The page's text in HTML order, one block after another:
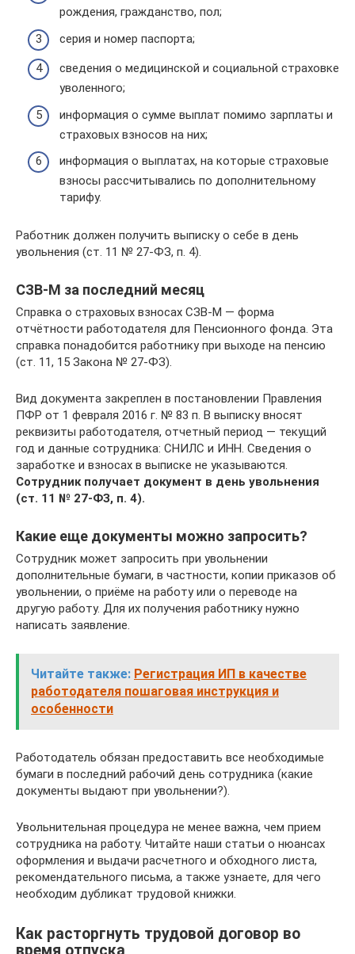
рождения, гражданство, пол;
серия и номер паспорта;
сведения о медицинской и социальной страховке
уволенного;
информация о сумме выплат помимо зарплаты и
страховых взносов на них;
информация о выплатах, на которые страховые
взносы рассчитывались по дополнительному
тарифу.
Работник должен получить выписку о себе в день
увольнения (ст. 11 № 27-ФЗ, п. 4).
СЗВ-М за последний месяц
Справка о страховых взносах СЗВ-М — форма
отчётности работодателя для Пенсионного фонда. Эта
справка понадобится работнику при выходе на пенсию
(ст. 11, 15 Закона № 27-ФЗ).
Вид документа закреплен в постановлении Правления
ПФР от 1 февраля 2016 г. № 83 п. В выписку вносят
реквизиты работодателя, отчетный период — текущий
год и данные сотрудника: СНИЛС и ИНН. Сведения о
заработке и взносах в выписке не указываются.
Сотрудник получает документ в день увольнения
(ст. 11 № 27-ФЗ, п. 4).
Какие еще документы можно запросить?
Сотрудник может запросить при увольнении
дополнительные бумаги, в частности, копии приказов об
увольнении, о приёме на работу или о переводе на
другую работу. Для их получения работнику нужно
написать заявление.
Читайте также: Регистрация ИП в качестве
работодателя пошаговая инструкция и
особенности
Работодатель обязан предоставить все необходимые
бумаги в последний рабочий день сотрудника (какие
документы выдают при увольнении?).
Увольнительная процедура не менее важна, чем прием
сотрудника на работу. Читайте наши статьи о нюансах
оформления и выдачи расчетного и обходного листа,
рекомендательного письма, а также узнаете, для чего
необходим дубликат трудовой книжки.
Как расторгнуть трудовой договор во